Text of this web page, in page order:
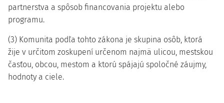
partnerstva a spôsob financovania projektu alebo
programu.
(3) Komunita podľa tohto zákona je skupina osôb, ktorá
žije v určitom zoskupení určenom najmä ulicou, mestskou
časťou, obcou, mestom a ktorú spájajú spoločné záujmy,
hodnoty a ciele.